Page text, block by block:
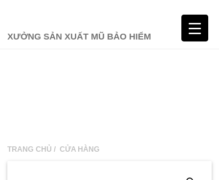
XƯỞNG SẢN XUẤT MŨ BẢO HIỂM
TRANG CHỦ / CỬA HÀNG